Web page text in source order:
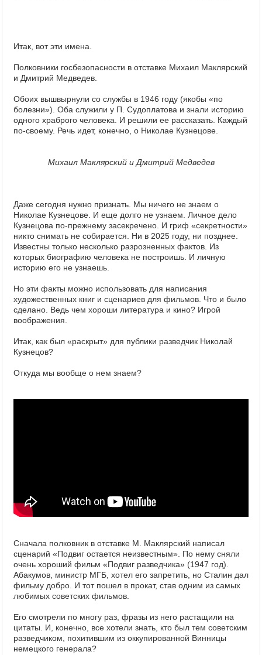
Итак, вот эти имена.
Полковники госбезопасности в отставке Михаил Маклярский
и Дмитрий Медведев.
Обоих вышвырнули со службы в 1946 году (якобы «по
болезни»). Оба служили у П. Судоплатова и знали историю
одного храброго человека. И решили ее рассказать. Каждый
по-своему. Речь идет, конечно, о Николае Кузнецове.
Михаил Маклярский и Дмитрий Медведев
Даже сегодня нужно признать. Мы ничего не знаем о
Николае Кузнецове. И еще долго не узнаем. Личное дело
Кузнецова по-прежнему засекречено. И гриф «секретности»
никто снимать не собирается. Ни в 2025 году, ни позднее.
Известны только несколько разрозненных фактов. Из
которых биографию человека не построишь. И личную
историю его не узнаешь.
Но эти факты можно использовать для написания
художественных книг и сценариев для фильмов. Что и было
сделано. Ведь чем хороши литература и кино? Игрой
воображения.
Итак, как был «раскрыт» для публики разведчик Николай
Кузнецов?
Откуда мы вообще о нем знаем?
Сначала полковник в отставке М. Маклярский написал
сценарий «Подвиг остается неизвестным». По нему сняли
очень хороший фильм «Подвиг разведчика» (1947 год).
Абакумов, министр МГБ, хотел его запретить, но Сталин дал
фильму добро. И тот пошел в прокат, став одним из самых
любимых советских фильмов.
Его смотрели по многу раз, фразы из него растащили на
цитаты. И, конечно, все хотели знать, кто был тем советским
разведчиком, похитившим из оккупированной Винницы
немецкого генерала?